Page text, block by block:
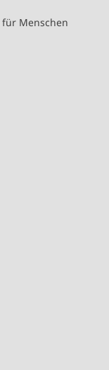
für Menschen